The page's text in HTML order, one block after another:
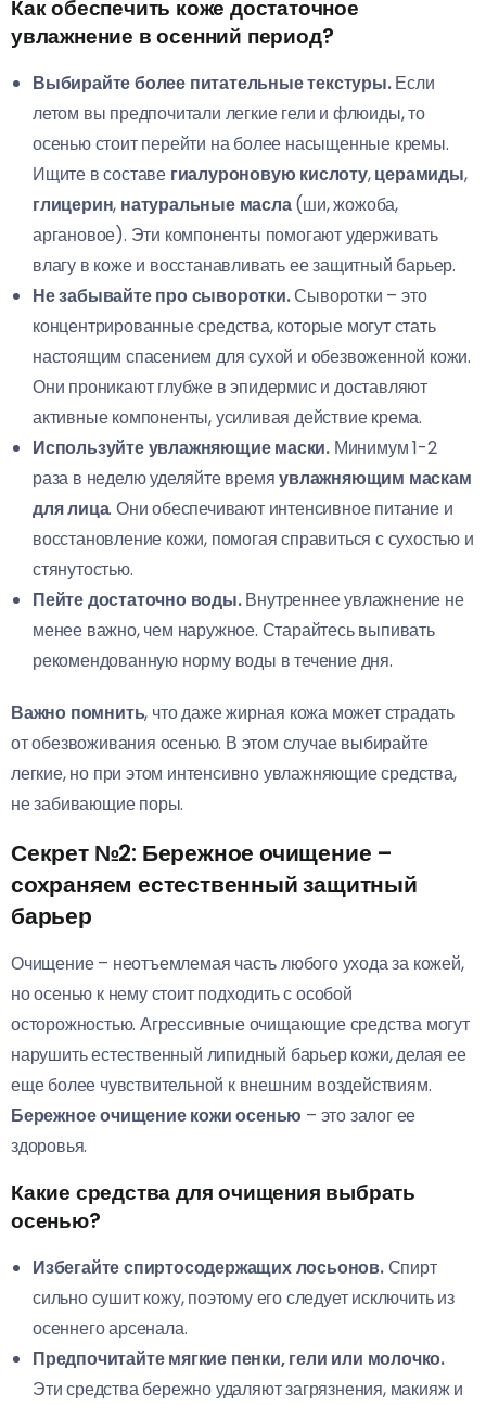
Как обеспечить коже достаточное
увлажнение в осенний период?
Выбирайте более питательные текстуры.Если
летом вы предпочитали легкие гели и флюиды, то
осенью стоит перейти на более насыщенные кремы.
Ищите в составе гиалуроновую кислоту,церамиды,
глицерин, натуральные масла(ши, жожоба,
аргановое). Эти компоненты помогают удерживать
влагу в коже и восстанавливать ее защитный барьер.
Не забывайте про сыворотки.Сыворотки – это
концентрированные средства, которые могут стать
настоящим спасением для сухой и обезвоженной кожи.
Они проникают глубже в эпидермис и доставляют
активные компоненты, усиливая действие крема.
Используйте увлажняющие маски. Минимум 1-2
раза в неделю уделяйте времяувлажняющим маскам
для лица. Они обеспечивают интенсивное питание и
восстановление кожи, помогая справиться с сухостью и
стянутостью.
Пейте достаточно воды.Внутреннее увлажнение не
менее важно, чем наружное. Старайтесь выпивать
рекомендованную норму воды в течение дня.
Важно помнить, что даже жирная кожа может страдать
от обезвоживания осенью. В этом случае выбирайте
легкие, но при этом интенсивно увлажняющие средства,
не забивающие поры.
Секрет №2: Бережное очищение –
сохраняем естественный защитный
барьер
Очищение – неотъемлемая часть любого ухода за кожей,
но осенью к нему стоит подходить с особой
осторожностью. Агрессивные очищающие средства могут
нарушить естественный липидный барьер кожи, делая ее
еще более чувствительной к внешним воздействиям.
Бережное очищение кожи осенью – это залог ее
здоровья.
Какие средства для очищения выбрать
осенью?
Избегайте спиртосодержащих лосьонов.Спирт
сильно сушит кожу, поэтому его следует исключить из
осеннего арсенала.
Предпочитайте мягкие пенки, гели или молочко.
Эти средства бережно удаляют загрязнения, макияж и